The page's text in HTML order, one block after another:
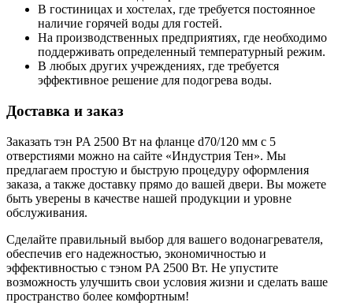
В гостиницах и хостелах, где требуется постоянное
наличие горячей воды для гостей.
На производственных предприятиях, где необходимо
поддерживать определенный температурный режим.
В любых других учреждениях, где требуется
эффективное решение для подогрева воды.
Доставка и заказ
Заказать тэн PA 2500 Вт на фланце d70/120 мм с 5
отверстиями можно на сайте «Индустрия Тен». Мы
предлагаем простую и быструю процедуру оформления
заказа, а также доставку прямо до вашей двери. Вы можете
быть уверены в качестве нашей продукции и уровне
обслуживания.
Сделайте правильный выбор для вашего водонагревателя,
обеспечив его надежностью, экономичностью и
эффективностью с тэном PA 2500 Вт. Не упустите
возможность улучшить свои условия жизни и сделать ваше
пространство более комфортным!